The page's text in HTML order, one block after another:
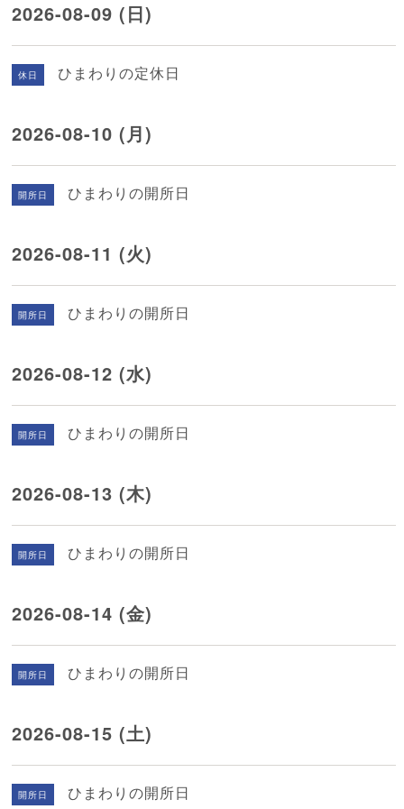
2026-08-09 (日)
休日 ひまわりの定休日
2026-08-10 (月)
開所日 ひまわりの開所日
2026-08-11 (火)
開所日 ひまわりの開所日
2026-08-12 (水)
開所日 ひまわりの開所日
2026-08-13 (木)
開所日 ひまわりの開所日
2026-08-14 (金)
開所日 ひまわりの開所日
2026-08-15 (土)
開所日 ひまわりの開所日